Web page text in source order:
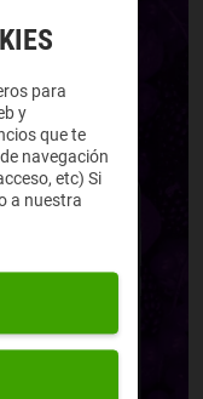
para
y
que te
navegación
etc) Si
a nuestra